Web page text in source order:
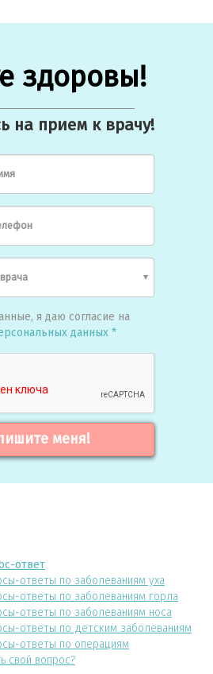
здоровы!
на прием к врачу!
я даю согласие на
данных *
меня!
ответ
ответы по заболеваниям уха
ответы по заболеваниям горла
ответы по заболеваниям носа
ответы по детским заболеваниям
ответы по операциям
свой вопрос?